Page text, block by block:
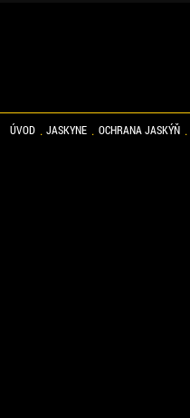
ÚVOD JASKYNE OCHRANA JASKÝŇ